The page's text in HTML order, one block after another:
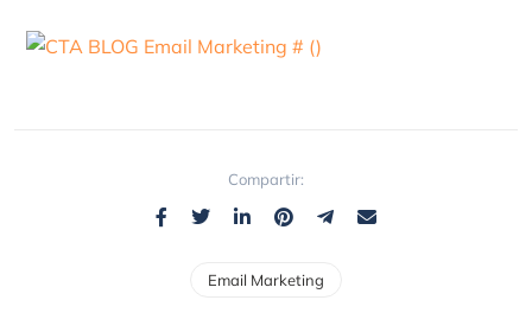
Compartir:
Email Marketing